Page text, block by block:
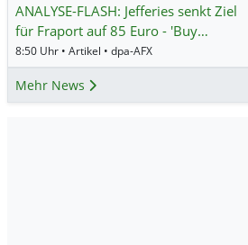
ANALYSE-FLASH: Jefferies senkt Ziel
für Fraport auf 85 Euro - 'Buy…
8:50 Uhr • Artikel • dpa-AFX
Mehr News